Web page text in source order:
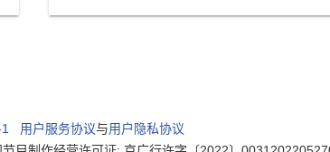
用户服务协议与用户隐私协议